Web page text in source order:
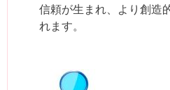
信頼が生まれ、より創造
れます。